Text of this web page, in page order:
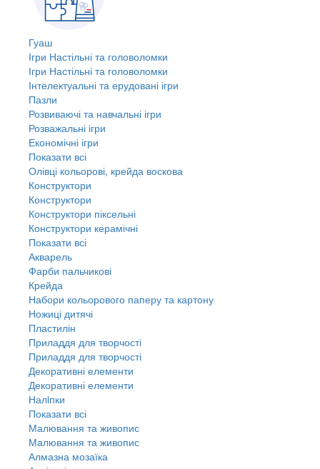
Гуаш
Ігри Настільні та головоломки
Ігри Настільні та головоломки
Інтелектуальні та ерудовані ігри
Пазли
Розвиваючі та навчальні ігри
Розважальні ігри
Економічні ігри
Показати всі
Олівці кольорові, крейда воскова
Конструктори
Конструктори
Конструктори піксельні
Конструктори керамічні
Показати всі
Акварель
Фарби пальчикові
Крейда
Набори кольорового паперу та картону
Ножиці дитячі
Пластилін
Приладдя для творчості
Приладдя для творчості
Декоративні елементи
Декоративні елементи
Налiпки
Показати всі
Малювання та живопис
Малювання та живопис
Алмазна мозаїка